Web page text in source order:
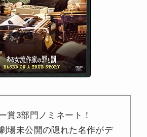
賞3部門ノミネート！
場未公開の隠れた名作がデ